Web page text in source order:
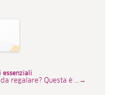
regalare? Questa è ...→